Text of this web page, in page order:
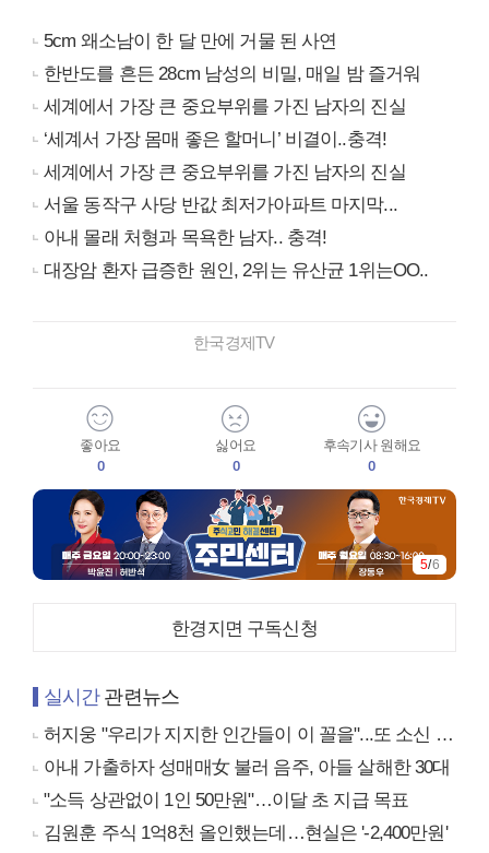
5cm 왜소남이 한 달 만에 거물 된 사연
한반도를 흔든 28cm 남성의 비밀, 매일 밤 즐거워
세계에서 가장 큰 중요부위를 가진 남자의 진실
‘세계서 가장 몸매 좋은 할머니’ 비결이..충격!
세계에서 가장 큰 중요부위를 가진 남자의 진실
서울 동작구 사당 반값 최저가아파트 마지막...
아내 몰래 처형과 목욕한 남자.. 충격!
대장암 환자 급증한 원인, 2위는 유산균 1위는OO..
한국경제TV
좋아요
0
싫어요
0
후속기사 원해요
0
6/6
한경지면 구독신청
실시간관련뉴스
허지웅 "우리가 지지한 인간들이 이 꼴을"...또 소신 발언
아내 가출하자 성매매女 불러 음주, 아들 살해한 30대
"소득 상관없이 1인 50만원"…이달 초 지급 목표
김원훈 주식 1억8천 올인했는데…현실은 '-2,400만원'